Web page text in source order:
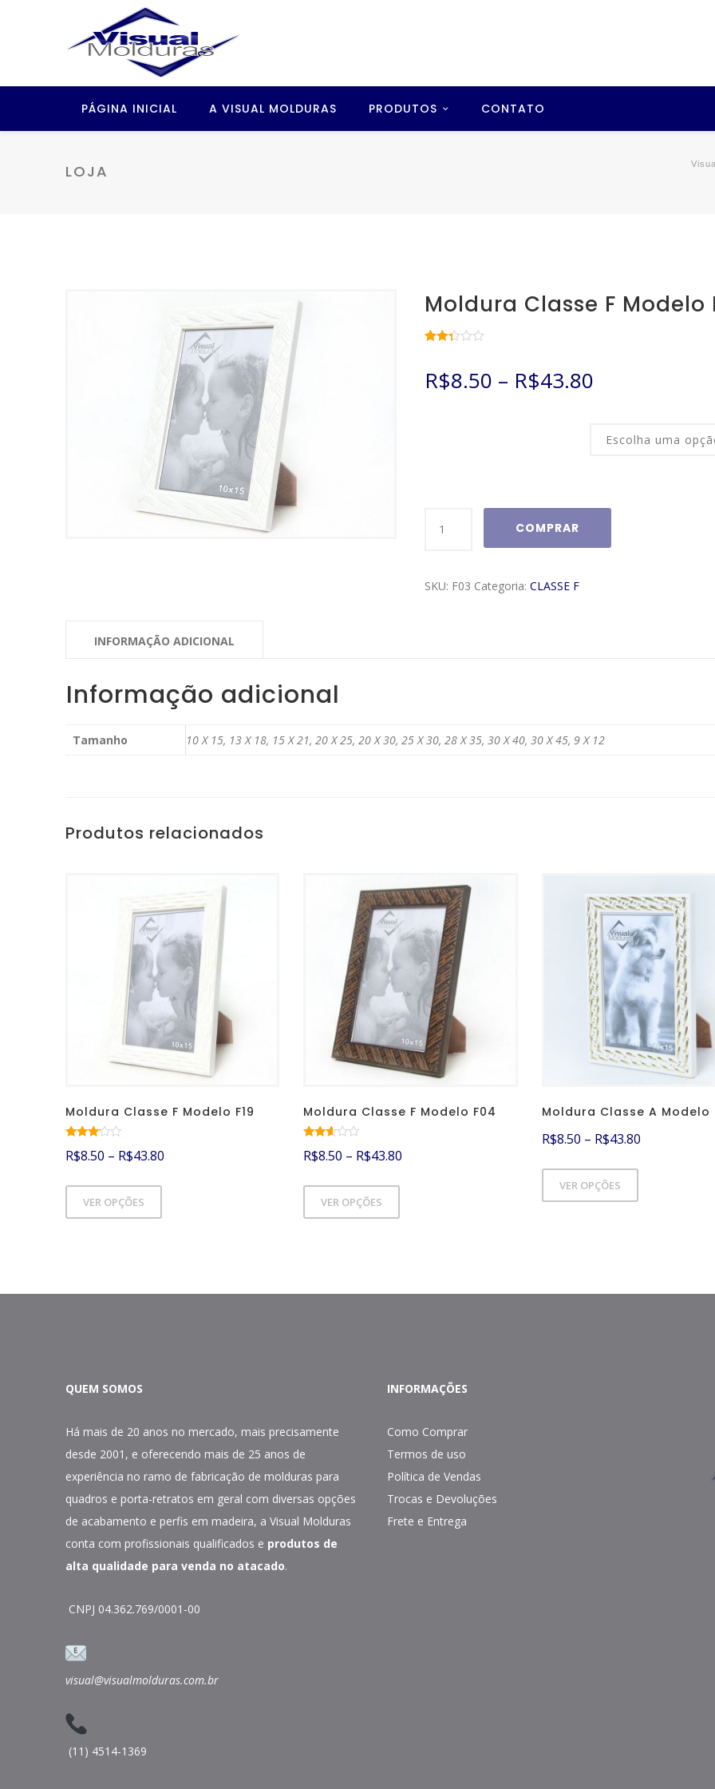
PÁGINA INICIAL A VISUAL MOLDURAS PRODUTOS CONTATO
LOJA
Moldura Classe F Modelo
2.35
de 5,
R$8.50 – R$43.80
Modelo
COMPRAR
SKU: F03 Categoria: CLASSE F
INFORMAÇÃO ADICIONAL
Informação adicional
Tamanho 10 X 15, 13 X 18, 15 X 21, 20 X 25, 20 X 30, 25 X 30, 28 X 35, 30 X 40, 30 X 45, 9 X 12
Produtos relacionados
Moldura Classe F Modelo F19
ão
R$8.50 – R$43.80
VER OPÇÕES
Moldura Classe F Modelo F04
ção
R$8.50 – R$43.80
VER OPÇÕES
Moldura Classe A Modelo
R$8.50 – R$43.80
VER OPÇÕES
QUEM SOMOS
Há mais de 20 anos no mercado, mais precisamente
desde 2001, e oferecendo mais de 25 anos de
experiência no ramo de fabricação de molduras para
quadros e porta-retratos em geral com diversas opções
de acabamento e perfis em madeira, a Visual Molduras
conta com profissionais qualificados e produtos de
alta qualidade para venda no atacado.
CNPJ 04.362.769/0001-00
visual@visualmolduras.com.br
(11) 4514-1369
INFORMAÇÕES
Como Comprar
Termos de uso
Política de Vendas
Trocas e Devoluções
Frete e Entrega